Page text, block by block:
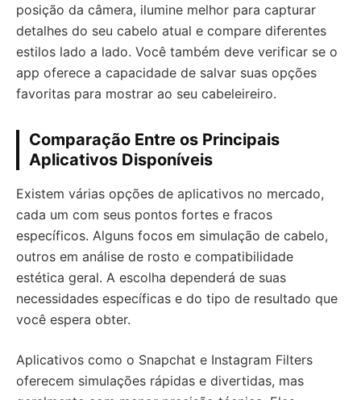
posição da câmera, ilumine melhor para capturar
detalhes do seu cabelo atual e compare diferentes
estilos lado a lado. Você também deve verificar se o
app oferece a capacidade de salvar suas opções
favoritas para mostrar ao seu cabeleireiro.
Comparação Entre os Principais
Aplicativos Disponíveis
Existem várias opções de aplicativos no mercado,
cada um com seus pontos fortes e fracos
específicos. Alguns focos em simulação de cabelo,
outros em análise de rosto e compatibilidade
estética geral. A escolha dependerá de suas
necessidades específicas e do tipo de resultado que
você espera obter.
Aplicativos como o Snapchat e Instagram Filters
oferecem simulações rápidas e divertidas, mas